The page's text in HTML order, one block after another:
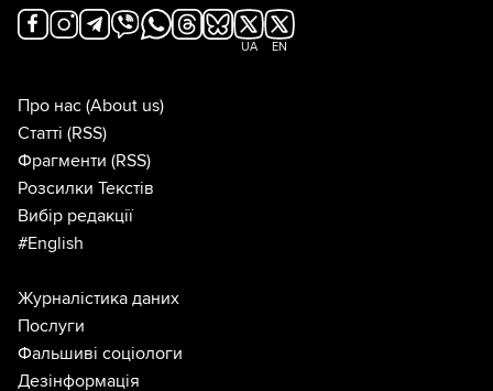
UA EN
Про нас (About us)
Статті (RSS)
Фрагменти (RSS)
Розсилки Текстів
Вибір редакції
#English
Журналістика даних
Послуги
Фальшиві соціологи
Дезінформація